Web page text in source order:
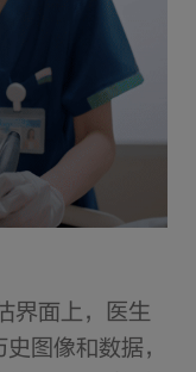
界面上，医生
图像和数据，